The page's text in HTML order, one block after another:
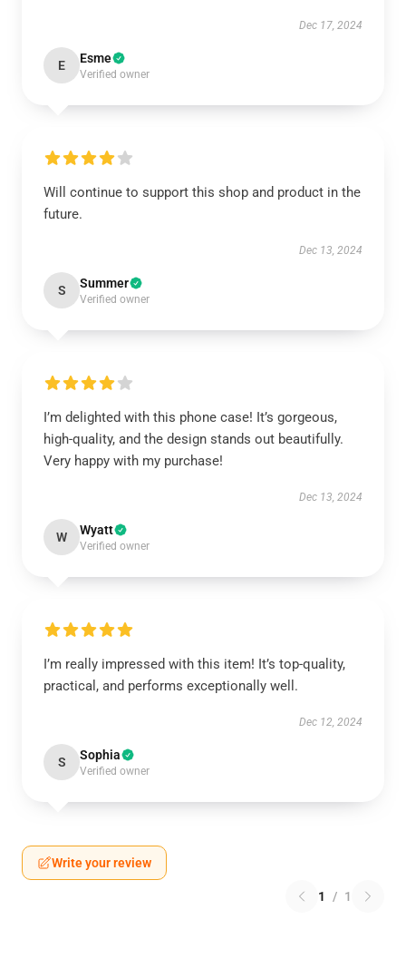
Dec 17, 2024
E Esme
Verified owner
Will continue to support this shop and product in the
future.
Dec 13, 2024
S Summer
Verified owner
I’m delighted with this phone case! It’s gorgeous,
high-quality, and the design stands out beautifully.
Very happy with my purchase!
Dec 13, 2024
W Wyatt
Verified owner
I’m really impressed with this item! It’s top-quality,
practical, and performs exceptionally well.
Dec 12, 2024
S Sophia
Verified owner
Write your review
1 / 1